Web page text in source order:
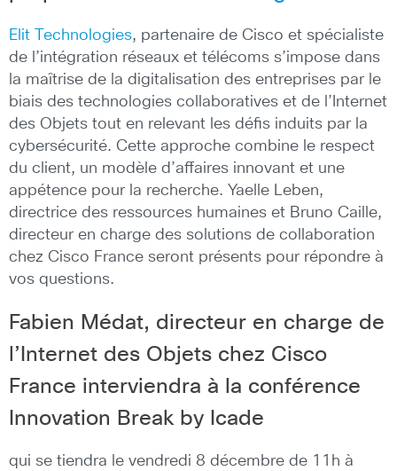
Elit Technologies, partenaire de Cisco et spécialiste
de l’intégration réseaux et télécoms s’impose dans
la maîtrise de la digitalisation des entreprises par le
biais des technologies collaboratives et de l’Internet
des Objets tout en relevant les défis induits par la
cybersécurité. Cette approche combine le respect
du client, un modèle d’affaires innovant et une
appétence pour la recherche. Yaelle Leben,
directrice des ressources humaines et Bruno Caille,
directeur en charge des solutions de collaboration
chez Cisco France seront présents pour répondre à
vos questions.
Fabien Médat, directeur en charge de
l’Internet des Objets chez Cisco
France interviendra à la conférence
Innovation Break by Icade
qui se tiendra le vendredi 8 décembre de 11h à